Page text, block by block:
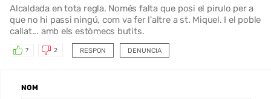
Alcaldada en tota regla. Només falta que posi el pirulo per a
que no hi passi ningú, com va fer l'altre a st. Miquel. I el poble
callat... amb els estòmecs butits.
RESPON
7 2 DENUNCIA
NOM